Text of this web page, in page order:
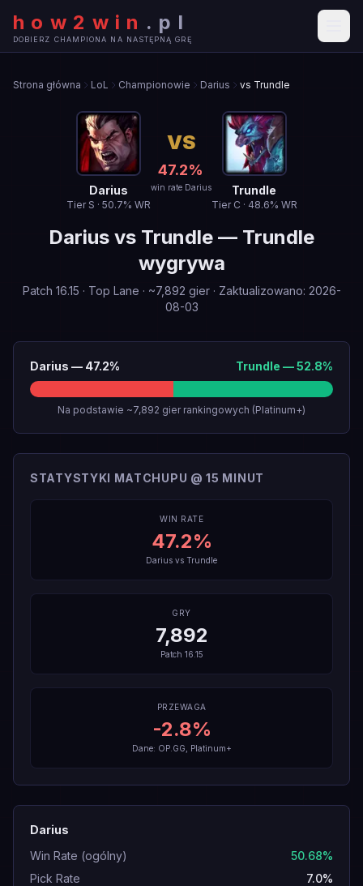
how2win . pl
DOBIERZ CHAMPIONA NA NASTĘPNĄ GRĘ
Strona główna LoL Championowie Darius vs Trundle
Darius
Tier S · 50.7% WR
VS
47.2%
win rate Darius Trundle
Tier C · 48.6% WR
Darius vs Trundle — Trundle
wygrywa
Patch 16.15 · Top Lane · ~7,892 gier· Zaktualizowano: 2026-
08-03
Darius — 47.2% Trundle —52.8%
Na podstawie ~7,892 gier rankingowych (Platinum+)
STATYSTYKI MATCHUPU @ 15 MINUT
WIN RATE
47.2%
Darius vs Trundle
GRY
7,892
Patch 16.15
PRZEWAGA
-2.8%
Dane: OP.GG, Platinum+
Darius
Win Rate (ogólny)
50.68%
Pick Rate
7.0%